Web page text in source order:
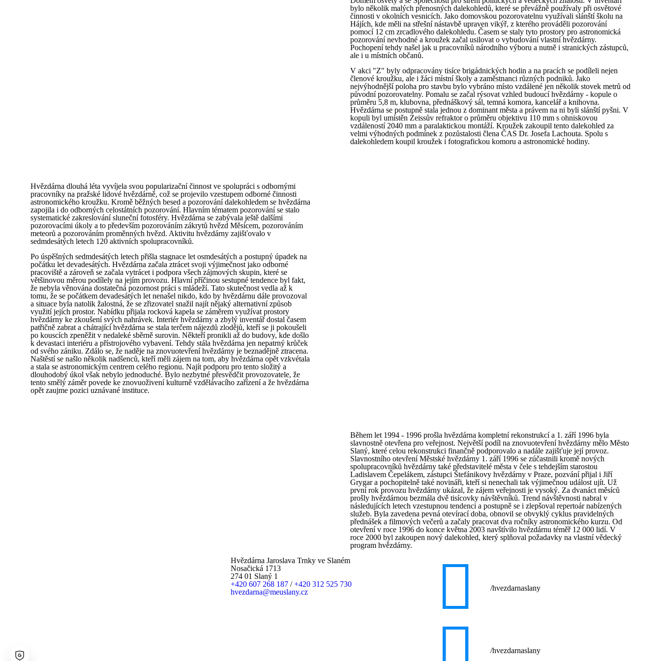
bylo několik malých přenosných dalekohledů, které se převážně používaly při osvětové
činnosti v okolních vesnicích. Jako domovskou pozorovatelnu využívali slánští školu na
Hájích, kde měli na střešní nástavbě upraven vikýř, z kterého prováděli pozorování
pomocí 12 cm zrcadlového dalekohledu. Časem se staly tyto prostory pro astronomická
pozorování nevhodné a kroužek začal usilovat o vybudování vlastní hvězdárny.
Pochopení tehdy našel jak u pracovníků národního výboru a nutně i stranických zástupců,
ale i u místních občanů.
V akci "Z" byly odpracovány tisíce brigádnických hodin a na pracích se podíleli nejen
členové kroužku, ale i žáci místní školy a zaměstnanci různých podniků. Jako
nejvýhodnější poloha pro stavbu bylo vybráno místo vzdálené jen několik stovek metrů od
původní pozorovatelny. Pomalu se začal rýsovat vzhled budoucí hvězdárny - kopule o
průměru 5,8 m, klubovna, přednáškový sál, temná komora, kancelář a knihovna.
Hvězdárna se postupně stala jednou z dominant města a právem na ni byli slánští pyšni. V
kopuli byl umístěn Zeissův refraktor o průměru objektivu 110 mm s ohniskovou
vzdáleností 2040 mm a paralaktickou montáží. Kroužek zakoupil tento dalekohled za
velmi výhodných podmínek z pozůstalosti člena ČAS Dr. Josefa Lachouta. Spolu s
dalekohledem koupil kroužek i fotografickou komoru a astronomické hodiny.
Hvězdárna dlouhá léta vyvíjela svou popularizační činnost ve spolupráci s odbornými
pracovníky na pražské lidové hvězdárně, což se projevilo vzestupem odborné činnosti
astronomického kroužku. Kromě běžných besed a pozorování dalekohledem se hvězdárna
zapojila i do odborných celostátních pozorování. Hlavním tématem pozorování se stalo
systematické zakreslování sluneční fotosféry. Hvězdárna se zabývala ještě dalšími
pozorovacími úkoly a to především pozorováním zákrytů hvězd Měsícem, pozorováním
meteorů a pozorováním proměnných hvězd. Aktivitu hvězdárny zajišťovalo v
sedmdesátých letech 120 aktivních spolupracovníků.
Po úspěšných sedmdesátých letech přišla stagnace let osmdesátých a postupný úpadek na
počátku let devadesátých. Hvězdárna začala ztrácet svoji výjimečnost jako odborné
pracoviště a zároveň se začala vytrácet i podpora všech zájmových skupin, které se
většinovou měrou podílely na jejím provozu. Hlavní příčinou sestupné tendence byl fakt,
že nebyla věnována dostatečná pozornost práci s mládeží. Tato skutečnost vedla až k
tomu, že se počátkem devadesátých let nenašel nikdo, kdo by hvězdárnu dále provozoval
a situace byla natolik žalostná, že se zřizovatel snažil najít nějaký alternativní způsob
využití jejích prostor. Nabídku přijala rocková kapela se záměrem využívat prostory
hvězdárny ke zkoušení svých nahrávek. Interiér hvězdárny a zbylý inventář dostal časem
patřičně zabrat a chátrající hvězdárna se stala terčem nájezdů zlodějů, kteří se ji pokoušeli
po kouscích zpeněžit v nedaleké sběrně surovin. Někteří pronikli až do budovy, kde došlo
k devastaci interiéru a přístrojového vybavení. Tehdy stála hvězdárna jen nepatrný krůček
od svého zániku. Zdálo se, že naděje na znovuotevření hvězdárny je beznadějně ztracena.
Naštěstí se našlo několik nadšenců, kteří měli zájem na tom, aby hvězdárna opět vzkvétala
a stala se astronomickým centrem celého regionu. Najít podporu pro tento složitý a
dlouhodobý úkol však nebylo jednoduché. Bylo nezbytné přesvědčit provozovatele, že
tento smělý záměr povede ke znovuoživení kulturně vzdělávacího zařízení a že hvězdárna
opět zaujme pozici uznávané instituce.
Během let 1994 - 1996 prošla hvězdárna kompletní rekonstrukcí a 1. září 1996 byla
slavnostně otevřena pro veřejnost. Největší podíl na znovuotevření hvězdárny mělo Město
Slaný, které celou rekonstrukci finančně podporovalo a nadále zajišťuje její provoz.
Slavnostního otevření Městské hvězdárny 1. září 1996 se zúčastnili kromě nových
spolupracovníků hvězdárny také představitelé města v čele s tehdejším starostou
Ladislavem Čepelákem, zástupci Štefánikovy hvězdárny v Praze, pozvání přijal i Jiří
Grygar a pochopitelně také novináři, kteří si nenechali tak výjimečnou událost ujít. Už
první rok provozu hvězdárny ukázal, že zájem veřejnosti je vysoký. Za dvanáct měsíců
prošly hvězdárnou bezmála dvě tisícovky návštěvníků. Trend návštěvnosti nabral v
následujících letech vzestupnou tendenci a postupně se i zlepšoval repertoár nabízených
služeb. Byla zavedena pevná otevírací doba, obnovil se obvyklý cyklus pravidelných
přednášek a filmových večerů a začaly pracovat dva ročníky astronomického kurzu. Od
otevření v roce 1996 do konce května 2003 navštívilo hvězdárnu téměř 12 000 lidí. V
roce 2000 byl zakoupen nový dalekohled, který splňoval požadavky na vlastní vědecký
program hvězdárny.
Hvězdárna Jaroslava Trnky ve Slaném
Nosačická 1713
274 01 Slaný 1
+420 607 268 187/+420 312 525 730
hvezdarna@meuslany.cz
/hvezdarnaslany
/hvezdarnaslany